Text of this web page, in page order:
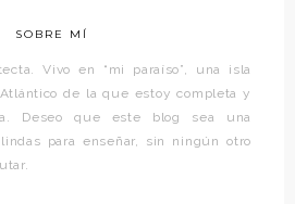
SOBRE MÍ
Vivo en “mi paraíso”, una isla
de la que estoy completa y
Deseo que este blog sea una
para enseñar, sin ningún otro